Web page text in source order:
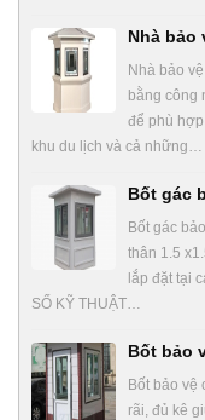
Nhà bảo
Nhà bảo
bằng công
để phù
khu du lịch và cả những…
Bốt gác
Bốt gác
thân 1.5
lắp đặt tại
SỐ KỸ THUẬT…
Bốt bảo
Bốt bảo vệ
rãi, đủ kê